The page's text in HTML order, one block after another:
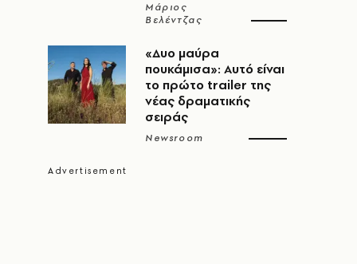
Μάριος
Βελέντζας
«Δυο μαύρα
πουκάμισα»: Αυτό είναι
το πρώτο trailer της
νέας δραματικής
σειράς
Newsroom